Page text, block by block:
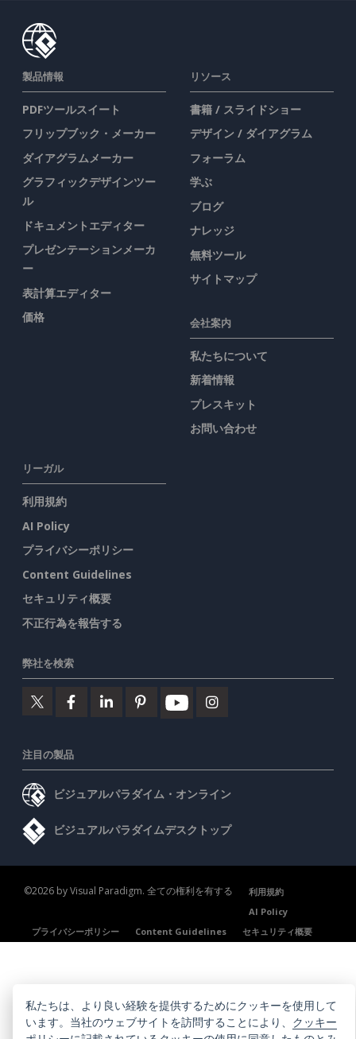
製品情報
PDFツールスイート
フリップブック・メーカー
ダイアグラムメーカー
グラフィックデザインツー
ル
ドキュメントエディター
プレゼンテーションメーカ
ー
表計算エディター
価格
リソース
書籍 / スライドショー
デザイン / ダイアグラム
フォーラム
学ぶ
ブログ
ナレッジ
無料ツール
サイトマップ
会社案内
私たちについて
新着情報
プレスキット
お問い合わせ
リーガル
利用規約
AI Policy
プライバシーポリシー
Content Guidelines
セキュリティ概要
不正行為を報告する
弊社を検索
注目の製品
ビジュアルパラダイム・オンライン
ビジュアルパラダイムデスクトップ
©2026 by Visual Paradigm. 全ての権利を有する
利用規約
AI Policy
プライバシーポリシー
Content Guidelines セキュリティ概要
私たちは、より良い経験を提供するためにクッキーを使用して
います。当社のウェブサイトを訪問することにより、 クッキー